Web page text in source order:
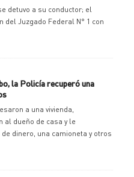
detuvo a su conductor; el
Juzgado Federal N° 1 con
la Policía recuperó una
a una vivienda,
al dueño de casa y le
dinero, una camioneta y otros